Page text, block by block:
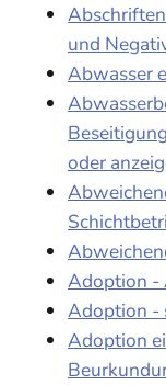
und
Abwasser
oder
Adoption -
Adoption -
Adoption